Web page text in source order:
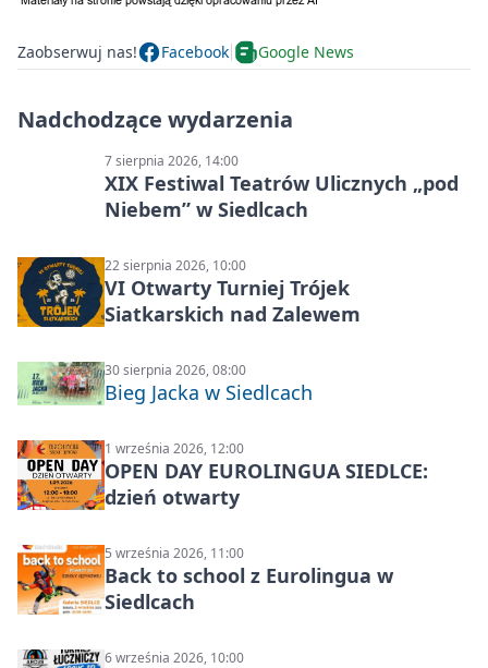
Zaobserwuj nas! Facebook Google News
Nadchodzące wydarzenia
7 sierpnia 2026, 14:00
XIX Festiwal Teatrów Ulicznych „pod
Niebem” w Siedlcach
22 sierpnia 2026, 10:00
VI Otwarty Turniej Trójek
Siatkarskich nad Zalewem
30 sierpnia 2026, 08:00
Bieg Jacka w Siedlcach
1 września 2026, 12:00
OPEN DAY EUROLINGUA SIEDLCE:
dzień otwarty
5 września 2026, 11:00
Back to school z Eurolingua w
Siedlcach
6 września 2026, 10:00